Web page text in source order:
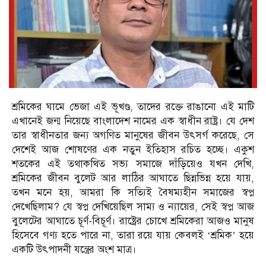
শ্রমিকের ঘামে ভেজা এই ভূখণ্ড, তাদের রক্তে রাঙানো এই মাটি
এখানেই জন্ম নিয়েছে বাংলাদেশ নামের এক স্বাধীন রাষ্ট্র। যে দেশ
তার স্বাধীনতার জন্য অগণিত মানুষের জীবন উৎসর্গ করেছে, সে
দেশেই আজ শোষণের এক নতুন ইতিহাস রচিত হচ্ছে। একুশ
শতকের এই তথাকথিত সভ্য সমাজে দাঁড়িয়েও যখন দেখি,
শ্রমিকের জীবন বুলেট আর লাঠির আঘাতে ছিন্নভিন্ন হয়ে যায়,
তখন মনে হয়, আমরা কি সত্যিই বৈষম্যহীন সমাজের স্বপ্ন
দেখেছিলাম? যে স্বপ্ন দেখিয়েছিল সাম্য ও ন্যায়ের, সেই স্বপ্ন আজ
বুলেটের আঘাতে চূর্ণ-বিচূর্ণ। রাষ্ট্রের চোখে শ্রমিকেরা আজও মানুষ
হিসেবে গণ্য হতে পারে না, তারা রয়ে যায় কেবলই ‘শ্রমিক’ হয়ে
একটি উৎপাদনী যন্ত্রের অংশ মাত্র।